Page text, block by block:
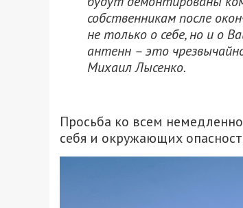
собственникам после
не только о себе, но и о
антенн – это
Михаил Лысенко.
Просьба ко всем
себя и окружающих